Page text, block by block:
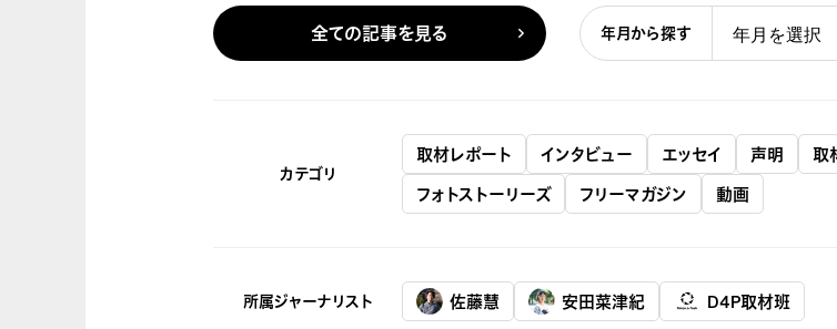
全ての記事を見る 年月から探す
カテゴリ
取材レポート インタビュー エッセイ 声明 取
フォトストーリーズ
フリーマガジン 動画
所属ジャーナリスト 佐藤慧 安田菜津紀 D4P取材班